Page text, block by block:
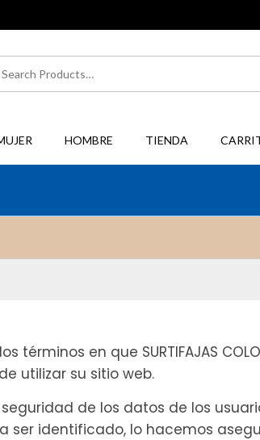
Buscar
HOMBRE TIENDA
términos en que SURTIFAJAS
utilizar su sitio web.
de los datos de los
ser identificado, lo hacemos